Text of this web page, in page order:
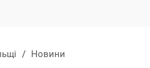
/ Новини